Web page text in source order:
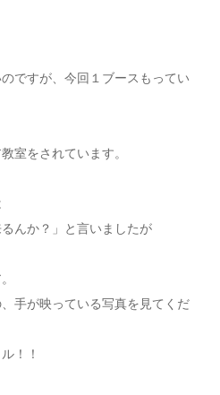
ですが、今回１ブースもってい
室をされています。
んか？」と言いましたが
手が映っている写真を見てくだ
！！